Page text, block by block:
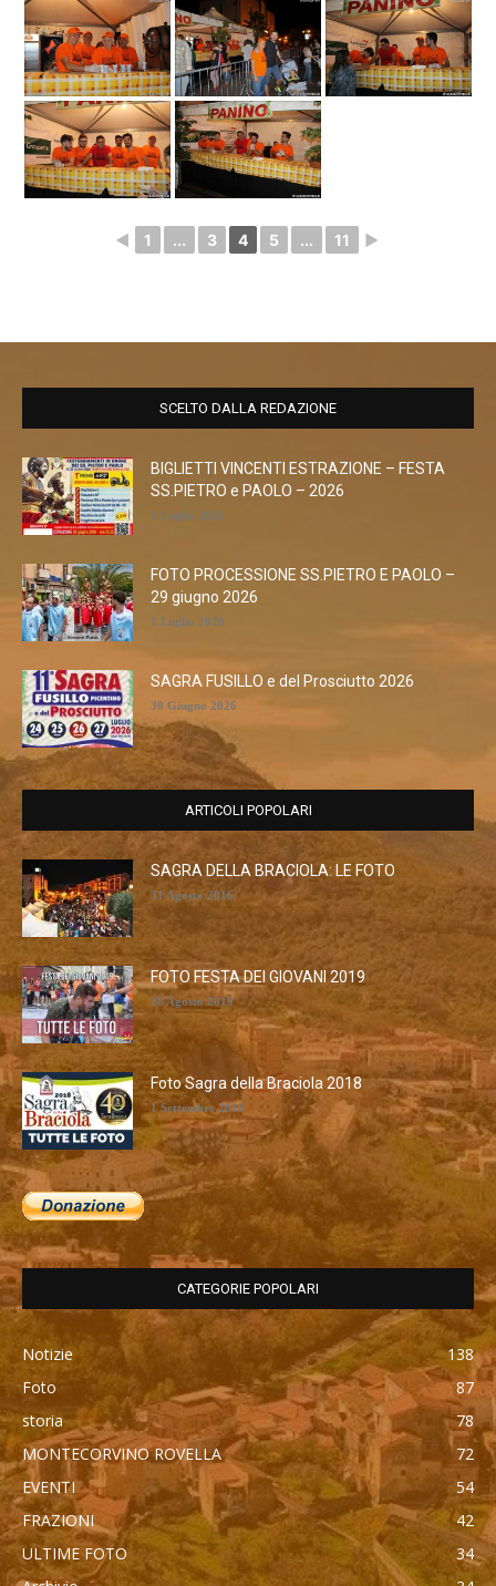
◄ 1 ... 3 4 5 ... 11 ►
SCELTO DALLA REDAZIONE
BIGLIETTI VINCENTI ESTRAZIONE – FESTA
SS.PIETRO e PAOLO – 2026
1 Luglio 2026
FOTO PROCESSIONE SS.PIETRO E PAOLO –
29 giugno 2026
1 Luglio 2026
SAGRA FUSILLO e del Prosciutto 2026
30 Giugno 2026
ARTICOLI POPOLARI
SAGRA DELLA BRACIOLA: LE FOTO
31 Agosto 2016
FOTO FESTA DEI GIOVANI 2019
28 Agosto 2019
Foto Sagra della Braciola 2018
1 Settembre 2018
CATEGORIE POPOLARI
Notizie
138
Foto
87
storia
78
MONTECORVINO ROVELLA
72
EVENTI
54
FRAZIONI
42
ULTIME FOTO
34